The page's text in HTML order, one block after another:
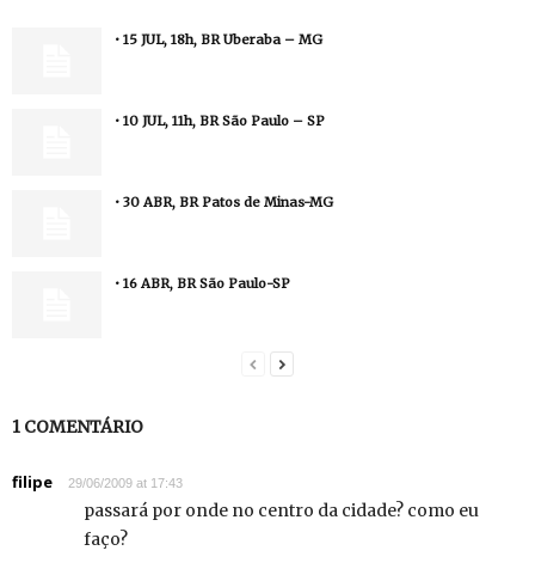
• 15 JUL, 18h, BR Uberaba – MG
• 10 JUL, 11h, BR São Paulo – SP
• 30 ABR, BR Patos de Minas-MG
• 16 ABR, BR São Paulo-SP
1 COMENTÁRIO
filipe 29/06/2009 at 17:43
passará por onde no centro da cidade? como eu
faço?